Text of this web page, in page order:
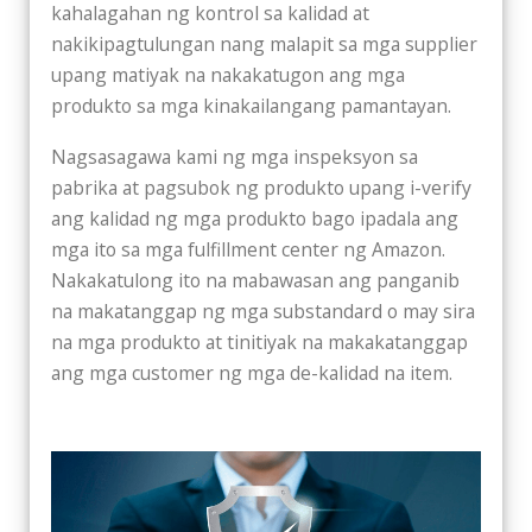
kahalagahan ng kontrol sa kalidad at
nakikipagtulungan nang malapit sa mga supplier
upang matiyak na nakakatugon ang mga
produkto sa mga kinakailangang pamantayan.
Nagsasagawa kami ng mga inspeksyon sa
pabrika at pagsubok ng produkto upang i-verify
ang kalidad ng mga produkto bago ipadala ang
mga ito sa mga fulfillment center ng Amazon.
Nakakatulong ito na mabawasan ang panganib
na makatanggap ng mga substandard o may sira
na mga produkto at tinitiyak na makakatanggap
ang mga customer ng mga de-kalidad na item.